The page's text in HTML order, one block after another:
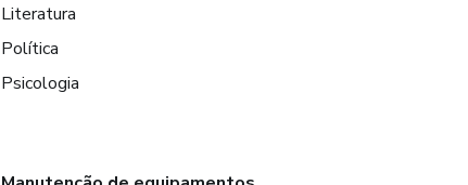
Literatura
Política
Psicologia